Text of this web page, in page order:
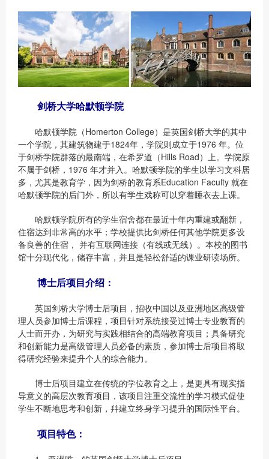
剑桥大学哈默顿学院
哈默顿学院（Homerton College）是英国剑桥大学的其中
一个学院，其建筑物建于1824年，学院则成立于1976 年。位
于剑桥学院群落的最南端，在希罗道（Hills Road）上。学院原
不属于剑桥，1976 年才并入。哈默顿学院的学生以学习文科居
多，尤其是教育学，因为剑桥的教育系Education Faculty 就在
哈默顿学院的后门外，所以有学生戏称可以穿着睡衣去上课。
哈默顿学院所有的学生宿舍都在最近十年内重建或翻新，
住宿达到非常高的水平；学校提供比剑桥任何其他学院更多设
备良善的住宿， 并有互联网连接（有线或无线）。本校的图书
馆十分现代化，储存丰富，并且是轻松舒适的课业研读场所。
博士后项目介绍：
英国剑桥大学博士后项目，招收中国以及亚洲地区高级管
理人员参加博士后课程，项目针对系统接受过博士专业教育的
人士而开办，为研究与实践相结合的高端教育项目；具备研究
和创新能力是高级管理人员必备的素质，参加博士后项目将取
得研究经验来提升个人的综合能力。
博士后项目建立在传统的学位教育之上，是更具有现实指
导意义的高层次教育项目，该项目注重交流性的学习模式促使
学生不断地思考和创新，幷建立终身学习提升的国际性平台。
项目特色：